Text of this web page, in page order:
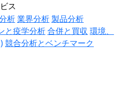
ス
析業界分析製品分析
と疫学分析合併と買収 環境、
競合分析とベンチマーク